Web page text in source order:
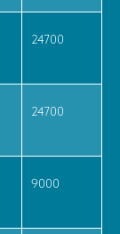
24700
24700
9000